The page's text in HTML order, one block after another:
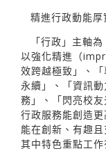
精進行政動能
「行政」主軸
以強化精進（
效跨越極致」、
永續」、「資訊
務」、「閃亮校
行政服務能創造
能在創新、有趣
其中特色重點工作